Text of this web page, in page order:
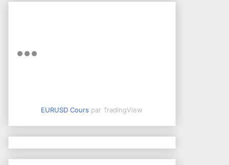
EURUSD Cours par TradingView